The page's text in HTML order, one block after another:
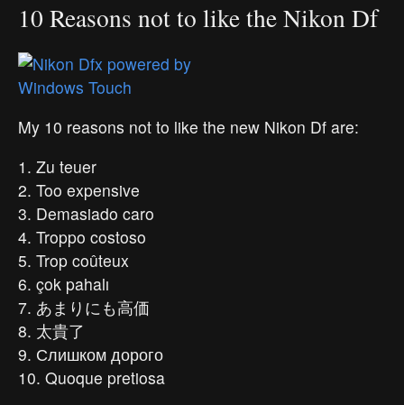
Gold
Edition
10 Reasons not to like the Nikon Df
My 10 reasons not to like the new Nikon Df are:
1. Zu teuer
2. Too expensive
3. Demasiado caro
4. Troppo costoso
5. Trop coûteux
6. çok pahalı
7. あまりにも高価
8. 太貴了
9. Слишком дорого
10. Quoque pretiosa